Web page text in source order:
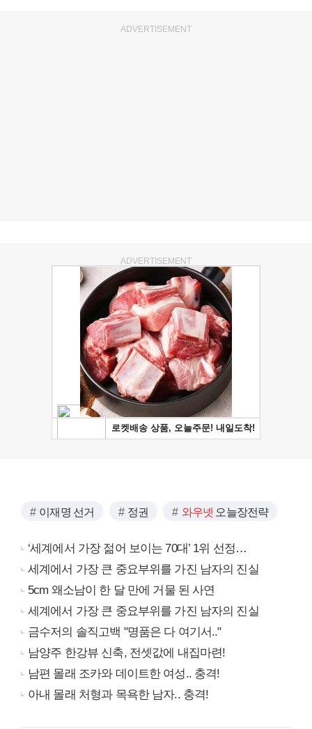
ADVERTISEMENT
ADVERTISEMENT
이재명 선거 정권 와우넷 오늘장전략
‘세계에서 가장 젊어 보이는 70대’ 1위 선정…
세계에서 가장 큰 중요부위를 가진 남자의 진실
5cm 왜소남이 한 달 만에 거물 된 사연
세계에서 가장 큰 중요부위를 가진 남자의 진실
금수저의 솔직고백 "명품은 다 여기서.."
남양주 한강뷰 신축, 전셋값에 내집마련!
남편 몰래 조카와 데이트한 여성.. 충격!
아내 몰래 처형과 목욕한 남자.. 충격!